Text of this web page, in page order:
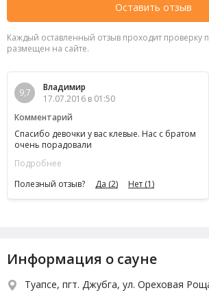
Оставить отзыв
Каждый оставленный отзыв проходит проверку
размещен на сайте.
9,7
Владимир
17.07.2016 в 01:50
Комментарий
Спасибо девочки у вас клевые. Нас с братом
очень порадовали
Подробнее
Полезный отзыв?
Да (2) Нет (1)
Информация о сауне
Туапсе, пгт. Джубга, ул. Ореховая